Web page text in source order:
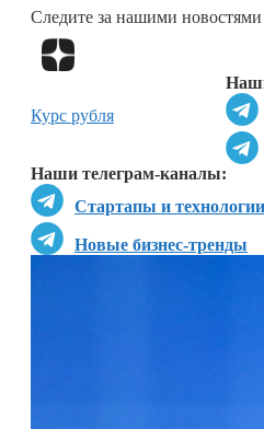
Следите за нашими
Наши телеграм-каналы:
Стартапы и технологии
Новые бизнес-тренды
Курс рубля